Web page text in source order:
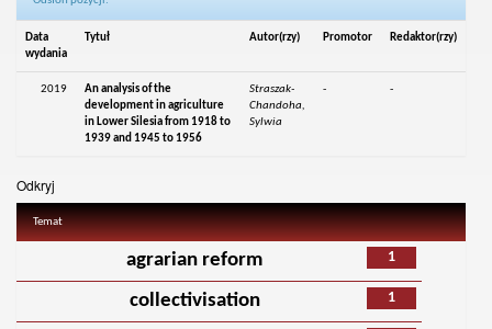
Data
wydania
Tytuł Autor(rzy) Promotor Redaktor(rzy)
2019
An analysis of the
development in agriculture
in Lower Silesia from 1918 to
1939 and 1945 to 1956
Straszak-
Chandoha,
Sylwia
- -
Odkryj
Temat
1
agrarian reform
1
collectivisation